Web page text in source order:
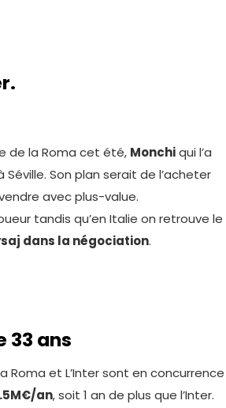
de la Roma cet été, Monchiqui l’a
Son plan serait de l’acheter
avec plus-value.
tandis qu’en Italie on retrouve le
dans la négociation.
33 ans
Roma et L’Inter sont en concurrence
an, soit 1 an de plus que l’Inter.